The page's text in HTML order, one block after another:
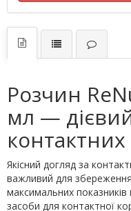
Розчин
мл —
контактних
Якісний догляд за
важливий для
максимальних
засоби для контактної